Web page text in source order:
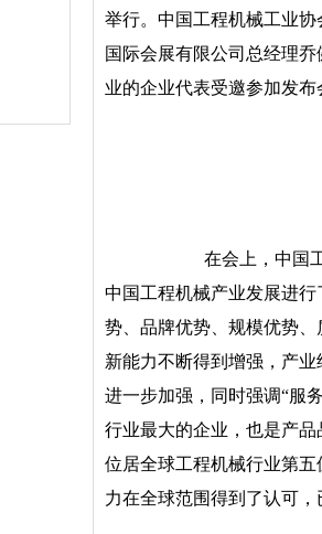
举行。中国工程机械工业
国际会展有限公司总经理
业的企业代表受邀参加发
在会上，中国
中国工程机械产业发展进
势、品牌优势、规模优势
新能力不断得到增强，产
进一步加强，同时强调“服
行业最大的企业，也是产
位居全球工程机械行业第
力在全球范围得到了认可，